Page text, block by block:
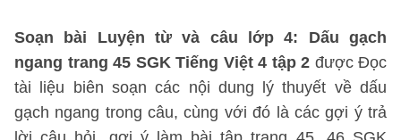
Soạn bài Luyện từ và câu lớp 4: Dấu gạch
ngang trang 45 SGK Tiếng Việt 4 tập 2 được Đọc
tài liệu biên soạn các nội dung lý thuyết về dấu
gạch ngang trong câu, cùng với đó là các gợi ý trả